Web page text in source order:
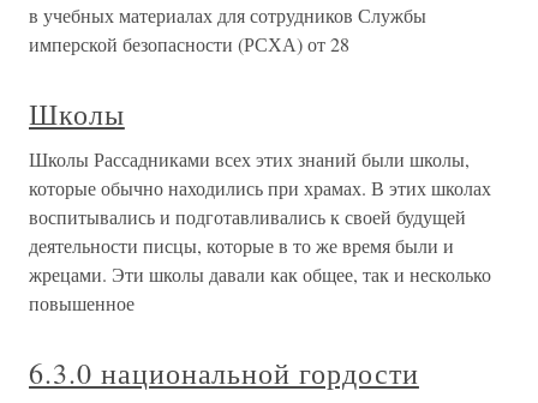
в учебных материалах для сотрудников Службы
имперской безопасности (РСХА) от 28
Школы
Школы Рассадниками всех этих знаний были школы,
которые обычно находились при храмах. В этих школах
воспитывались и подготавливались к своей будущей
деятельности писцы, которые в то же время были и
жрецами. Эти школы давали как общее, так и несколько
повышенное
6.3.0 национальной гордости